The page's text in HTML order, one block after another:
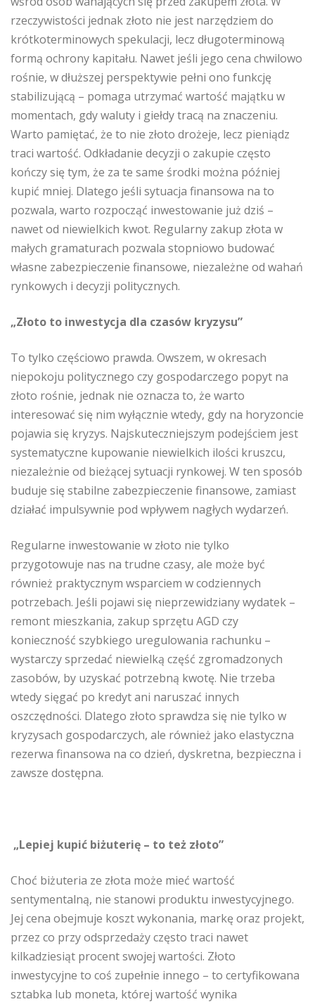
rzeczywistości jednak złoto nie jest narzędziem do
krótkoterminowych spekulacji, lecz długoterminową
formą ochrony kapitału. Nawet jeśli jego cena chwilowo
rośnie, w dłuższej perspektywie pełni ono funkcję
stabilizującą – pomaga utrzymać wartość majątku w
momentach, gdy waluty i giełdy tracą na znaczeniu.
Warto pamiętać, że to nie złoto drożeje, lecz pieniądz
traci wartość. Odkładanie decyzji o zakupie często
kończy się tym, że za te same środki można później
kupić mniej. Dlatego jeśli sytuacja finansowa na to
pozwala, warto rozpocząć inwestowanie już dziś –
nawet od niewielkich kwot. Regularny zakup złota w
małych gramaturach pozwala stopniowo budować
własne zabezpieczenie finansowe, niezależne od wahań
rynkowych i decyzji politycznych.
„Złoto to inwestycja dla czasów kryzysu”
To tylko częściowo prawda. Owszem, w okresach
niepokoju politycznego czy gospodarczego popyt na
złoto rośnie, jednak nie oznacza to, że warto
interesować się nim wyłącznie wtedy, gdy na horyzoncie
pojawia się kryzys. Najskuteczniejszym podejściem jest
systematyczne kupowanie niewielkich ilości kruszcu,
niezależnie od bieżącej sytuacji rynkowej. W ten sposób
buduje się stabilne zabezpieczenie finansowe, zamiast
działać impulsywnie pod wpływem nagłych wydarzeń.
Regularne inwestowanie w złoto nie tylko
przygotowuje nas na trudne czasy, ale może być
również praktycznym wsparciem w codziennych
potrzebach. Jeśli pojawi się nieprzewidziany wydatek –
remont mieszkania, zakup sprzętu AGD czy
konieczność szybkiego uregulowania rachunku –
wystarczy sprzedać niewielką część zgromadzonych
zasobów, by uzyskać potrzebną kwotę. Nie trzeba
wtedy sięgać po kredyt ani naruszać innych
oszczędności. Dlatego złoto sprawdza się nie tylko w
kryzysach gospodarczych, ale również jako elastyczna
rezerwa finansowa na co dzień, dyskretna, bezpieczna i
zawsze dostępna.
„Lepiej kupić biżuterię – to też złoto”
Choć biżuteria ze złota może mieć wartość
sentymentalną, nie stanowi produktu inwestycyjnego.
Jej cena obejmuje koszt wykonania, markę oraz projekt,
przez co przy odsprzedaży często traci nawet
kilkadziesiąt procent swojej wartości. Złoto
inwestycyjne to coś zupełnie innego – to certyfikowana
sztabka lub moneta, której wartość wynika